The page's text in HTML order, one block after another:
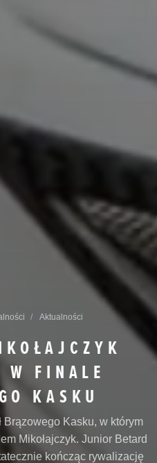
Aktualności
FINALE
KASKU
Brązowego Kasku, w którym
Mikołajczyk. Junior Betard
kończąc rywalizację